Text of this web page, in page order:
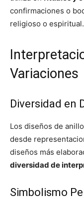
confirmaciones o
religioso o espiritual.
Variaciones
Diversidad en
Los diseños de
desde
diseños más
diversidad de
Simbolismo